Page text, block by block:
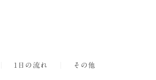
1日の流れ その他